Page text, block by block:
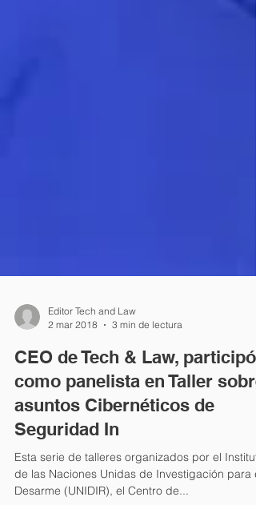
2 mar 2018
3 min de lectura
CEO de Tech & Law, participó
como panelista en Taller sobre
asuntos Cibernéticos de
Seguridad In